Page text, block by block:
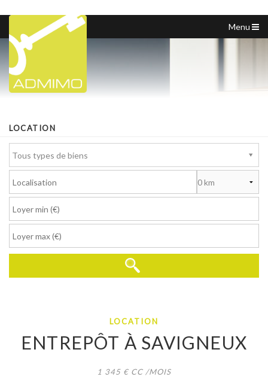
Menu
NOTRE AGENCE
NOUS CONTACTER
LOCATION
Tous types de biens
LOCATION
ENTREPÔT À SAVIGNEUX
1 345 € CC /MOIS